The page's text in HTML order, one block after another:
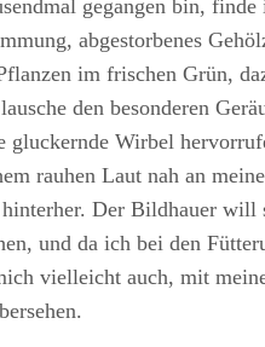
gegangen bin,
abgestorbenes
im frischen Grün,
den besonderen
gluckernde Wirbel
rauhen Laut nah an
hinterher. Der Bildhauer will
und da ich bei den
vielleicht auch, mit